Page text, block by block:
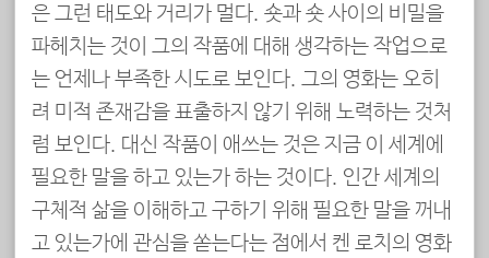
은 그런 태도와 거리가 멀다. 숏과 숏 사이의 비밀을
파헤치는 것이 그의 작품에 대해 생각하는 작업으로
는 언제나 부족한 시도로 보인다. 그의 영화는 오히
려 미적 존재감을 표출하지 않기 위해 노력하는 것처
럼 보인다. 대신 작품이 애쓰는 것은 지금 이 세계에
필요한 말을 하고 있는가 하는 것이다. 인간 세계의
구체적 삶을 이해하고 구하기 위해 필요한 말을 꺼내
고 있는가에 관심을 쏟는다는 점에서 켄 로치의 영화